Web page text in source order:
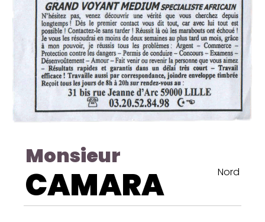
Monsieur
CAMARA Nord